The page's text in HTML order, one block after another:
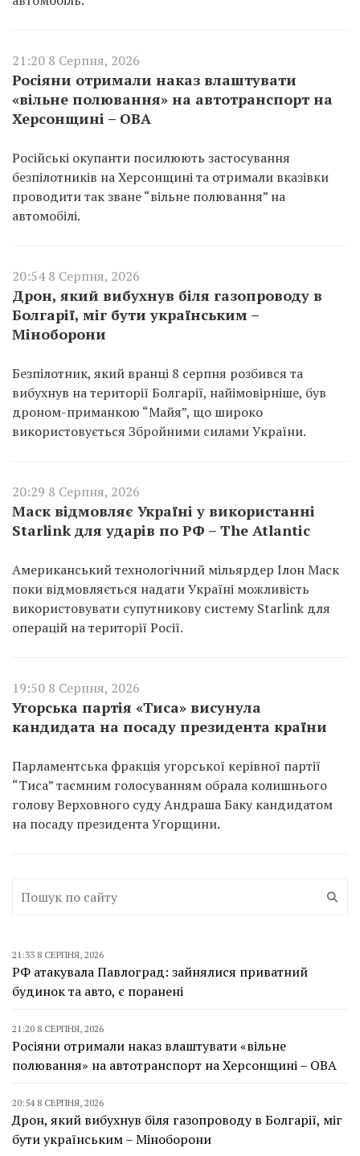
21:20 8 Серпня, 2026
Росіяни отримали наказ влаштувати
«вільне полювання» на автотранспорт на
Херсонщині – ОВА
Російські окупанти посилюють застосування
безпілотників на Херсонщині та отримали вказівки
проводити так зване “вільне полювання” на
автомобілі.
20:54 8 Серпня, 2026
Дрон, який вибухнув біля газопроводу в
Болгарії, міг бути українським –
Міноборони
Безпілотник, який вранці 8 серпня розбився та
вибухнув на території Болгарії, найімовірніше, був
дроном-приманкою “Майя”, що широко
використовується Збройними силами України.
20:29 8 Серпня, 2026
Маск відмовляє Україні у використанні
Starlink для ударів по РФ – The Atlantic
Американський технологічний мільярдер Ілон Маск
поки відмовляється надати Україні можливість
використовувати супутникову систему Starlink для
операцій на території Росії.
19:50 8 Серпня, 2026
Угорська партія «Тиса» висунула
кандидата на посаду президента країни
Парламентська фракція угорської керівної партії
“Тиса” таємним голосуванням обрала колишнього
голову Верховного суду Андраша Баку кандидатом
на посаду президента Угорщини.
21:33 8 СЕРПНЯ, 2026
РФ атакувала Павлоград: зайнялися приватний
будинок та авто, є поранені
21:20 8 СЕРПНЯ, 2026
Росіяни отримали наказ влаштувати «вільне
полювання» на автотранспорт на Херсонщині – ОВА
20:54 8 СЕРПНЯ, 2026
Дрон, який вибухнув біля газопроводу в Болгарії, міг
бути українським – Міноборони